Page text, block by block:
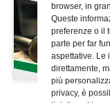
browser, in
Queste
preferenze o il
parte per far
aspettative. Le
direttamente,
più
privacy, è